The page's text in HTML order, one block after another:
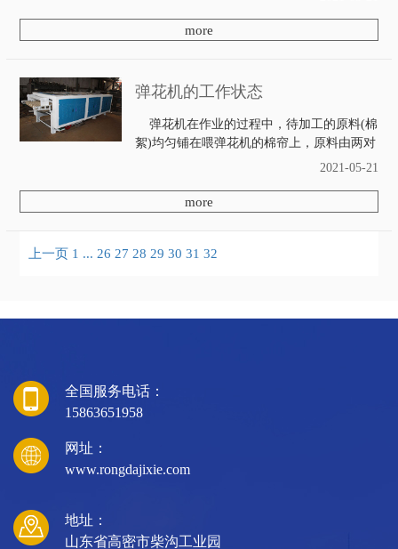
械 1、打开棉麻开松机压力表外面的防护
more
弹花机的工作状态
弹花机在作业的过程中，待加工的原料(棉
絮)均匀铺在喂弹花机的棉帘上，原料由两对
工作辊和送棉辊(两对带螺纹的粗轴辊)送到
于弹花机的滚筒转动，棉花层在给棉滚筒的
2021-05-21
more
上一页 1 ... 26 27 28 29 30 31 32
全国服务电话：
15863651958
网址：
www.rongdajixie.com
地址：
山东省高密市柴沟工业园